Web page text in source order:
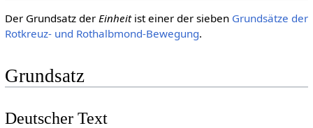
Der Grundsatz der Einheitist einer der sieben Grundsätze der
Rotkreuz- und Rothalbmond-Bewegung.
Grundsatz
Deutscher Text